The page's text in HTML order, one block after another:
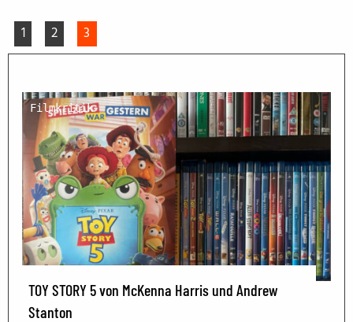
1 2 3
Filmkritik
TOY STORY 5 von McKenna Harris und Andrew
Stanton